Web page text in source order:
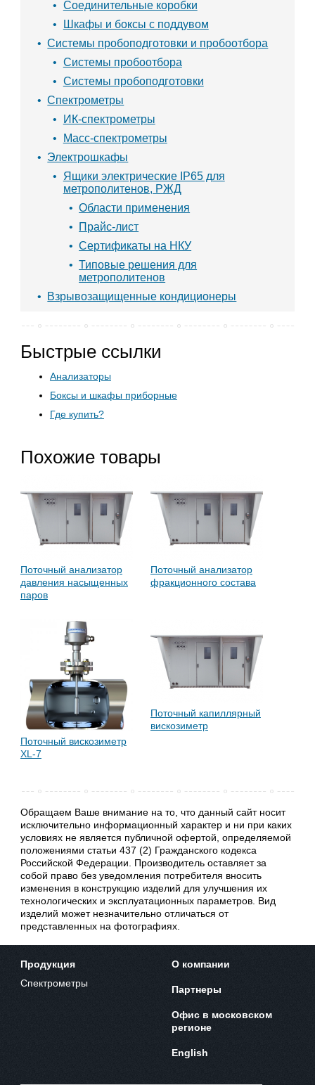
Соединительные коробки
Шкафы и боксы с поддувом
Системы пробоподготовки и пробоотбора
Системы пробоотбора
Системы пробоподготовки
Спектрометры
ИК-спектрометры
Масс-спектрометры
Электрошкафы
Ящики электрические IP65 для
метрополитенов, РЖД
Области применения
Прайс-лист
Сертификаты на НКУ
Типовые решения для
метрополитенов
Взрывозащищенные кондиционеры
Быстрые ссылки
Анализаторы
Боксы и шкафы приборные
Где купить?
Похожие товары
Поточный анализатор
давления насыщенных
паров
Поточный анализатор
фракционного состава
Поточный вискозиметр
XL-7
Поточный капиллярный
вискозиметр
Обращаем Ваше внимание на то, что данный сайт носит
исключительно информационный характер и ни при каких
условиях не является публичной офертой, определяемой
положениями статьи 437 (2) Гражданского кодекса
Российской Федерации. Производитель оставляет за
собой право без уведомления потребителя вносить
изменения в конструкцию изделий для улучшения их
технологических и эксплуатационных параметров. Вид
изделий может незначительно отличаться от
представленных на фотографиях.
Продукция
Спектрометры
О компании
Партнеры
Офис в московском
регионе
English